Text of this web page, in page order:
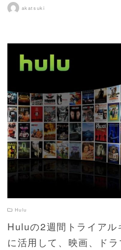
akatsuki
READ
Hulu
Huluの2週間トライアル
に活用して、映画、ド